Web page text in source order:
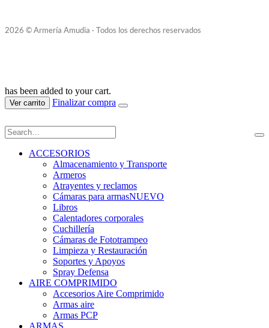
2026 © Armería Amudia · Todos los derechos reservados
has been added to your cart.
Ver carrito Finalizar compra
ACCESORIOS
Almacenamiento y Transporte
Armeros
Atrayentes y reclamos
Cámaras para armasNUEVO
Libros
Calentadores corporales
Cuchillería
Cámaras de Fototrampeo
Limpieza y Restauración
Soportes y Apoyos
Spray Defensa
AIRE COMPRIMIDO
Accesorios Aire Comprimido
Armas aire
Armas PCP
ARMAS